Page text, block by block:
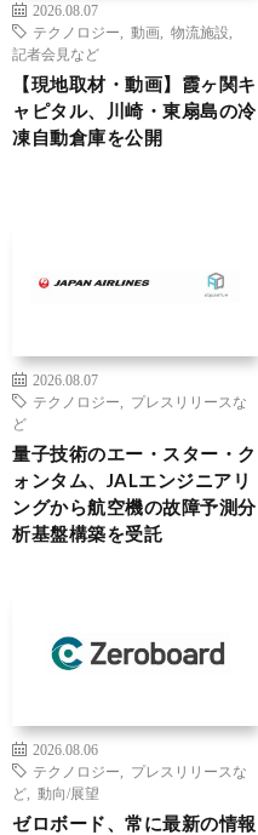
2026.08.07
テクノロジー
動画 物流施設
記者会見など
【現地取材・動画】霞ヶ関キ
ャピタル、川崎・東扇島の冷
凍自動倉庫を公開
2026.08.07
テクノロジー
プレスリリースな
ど
量子技術のエー・スター・ク
ォンタム、JALエンジニアリ
ングから航空機の故障予測分
析基盤構築を受託
2026.08.06
テクノロジー
プレスリリースな
ど
動向/展望
ゼロボード、常に最新の情報